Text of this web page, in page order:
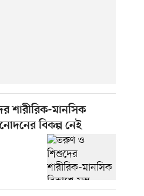
শারীরিক-মানসিক
বিকল্প নেই